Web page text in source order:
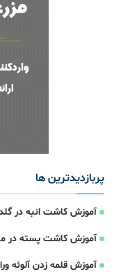
پربازدیدترین ها
آموزش کاشت انبه در
آموزش کاشت پسته در
آموزش قلمه زدن آلوئه